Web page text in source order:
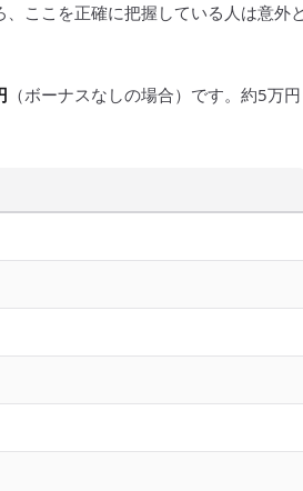
、ここを正確に把握している人は意外
（ボーナスなしの場合）です。約5万円